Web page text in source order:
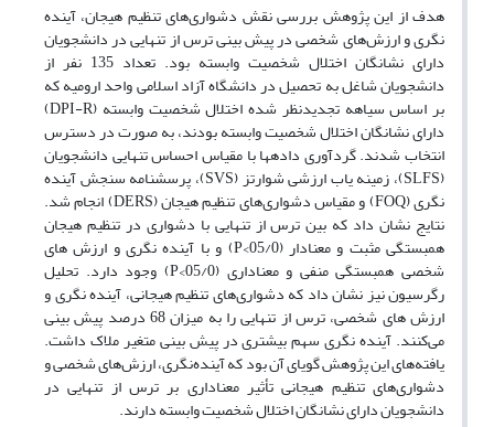
هدف از این پژوهش بررسی نقش دشواری‌های تنظیم هیجان، آینده
نگری و ارزش‌های شخصی در پیش بینی ترس از تنهایی در دانشجویان
دارای نشانگان اختلال شخصیت وابسته بود. تعداد 135 نفر از
دانشجویان شاغل به تحصیل در دانشگاه آزاد اسلامی واحد ارومیه که
بر اساس سیاهه تجدیدنظر شده اختلال شخصیت وابسته (DPI-R)
دارای نشانگان اختلال شخصیت وابسته بودند، به صورت در دسترس
انتخاب شدند. گردآوری داده­ها با مقیاس احساس تنهایی دانشجویان
(SLFS)، زمینه یاب ارزشی شوارتز (SVS)، پرسشنامه سنجش آینده
نگری (FOQ) و مقیاس دشواری‌های تنظیم هیجان (DERS) انجام شد.
نتایج نشان داد که بین ترس از تنهایی با دشواری در تنظیم هیجان
همبستگی مثبت و معنادار (05/0>P) و با آینده نگری و ارزش های
شخصی همبستگی منفی و معناداری (05/0>P) وجود دارد. تحلیل
رگرسیون نیز نشان داد که دشواری‌های تنظیم هیجانی، آینده نگری و
ارزش های شخصی، ترس از تنهایی را به میزان 68 درصد پیش بینی
می‌کنند. آینده نگری سهم بیشتری در پیش بینی متغیر ملاک داشت.
یافته‌های این پژوهش گویای آن بود که آینده‌نگری، ارزش‌های شخصی و
دشواری‌های تنظیم هیجانی تأثیر معناداری بر ترس از تنهایی در
دانشجویان دارای نشانگان اختلال شخصیت وابسته دارند.